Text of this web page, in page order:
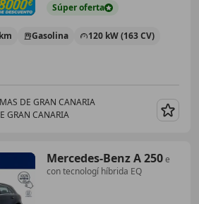
Súperoferta
Gasolina 120 kW (163 CV)
DE GRAN CANARIA
GRAN CANARIA
Mercedes-Benz A 250e
con tecnologí híbrida EQ